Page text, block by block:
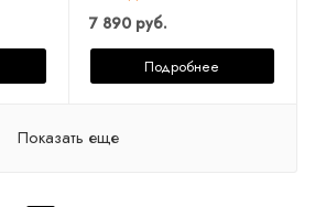
7 890 руб.
Подробнее
Показать еще